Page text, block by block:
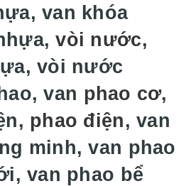
van khóa
vòi nước,
vòi nước
van phao cơ,
phao điện, van
minh, van phao
van phao bể